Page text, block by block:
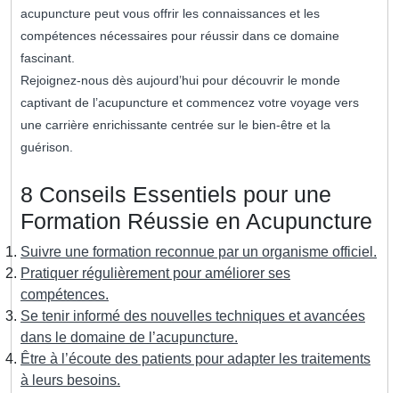
acupuncture peut vous offrir les connaissances et les
compétences nécessaires pour réussir dans ce domaine
fascinant.
Rejoignez-nous dès aujourd’hui pour découvrir le monde
captivant de l’acupuncture et commencez votre voyage vers
une carrière enrichissante centrée sur le bien-être et la
guérison.
8 Conseils Essentiels pour une
Formation Réussie en Acupuncture
Suivre une formation reconnue par un organisme officiel.
Pratiquer régulièrement pour améliorer ses
compétences.
Se tenir informé des nouvelles techniques et avancées
dans le domaine de l’acupuncture.
Être à l’écoute des patients pour adapter les traitements
à leurs besoins.